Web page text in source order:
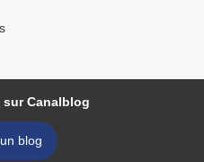
Canalblog
blog